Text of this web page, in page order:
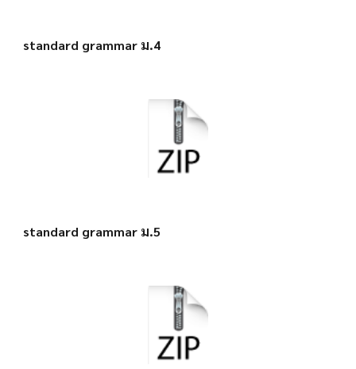
standard grammar ม.4
standard grammar ม.5